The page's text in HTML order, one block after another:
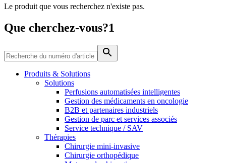
Catalogue de produits
Trouvez le produit que vous recherchez. Visitez le catalogue
de produits B. Braun avec notre portefeuille complet.
Média
Contactez-nous
Le produit que vous recherchez n'existe pas.
Que cherchez-vous?1
Produits & Solutions
Solutions
Perfusions automatisées intelligentes
Gestion des médicaments en oncologie
B2B et partenaires industriels
Gestion de parc et services associés
Service technique / SAV
Thérapies
Chirurgie mini-invasive
Chirurgie orthopédique